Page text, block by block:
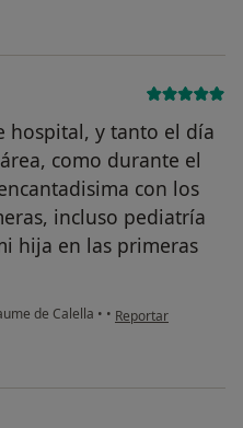
hospital, y tanto el día
como durante el
con los
incluso pediatría
hija en las primeras
de Calella • • en opinión del
Reportar